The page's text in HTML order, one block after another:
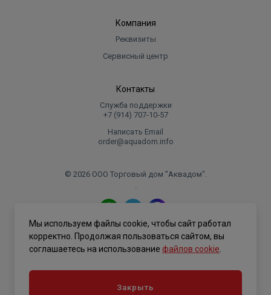
Компания
Реквизиты
Сервисный центр
Контакты
Служба поддержки
+7 (914) 707‑10‑57
Написать Email
order@aquadom.info
© 2026 ООО Торговый дом "Аквадом".
.
Политика конфиденциальности
Мы используем файлы cookie, чтобы сайт работал
корректно. Продолжая пользоваться сайтом, вы
соглашаетесь на использование файлов cookie
Закрыть